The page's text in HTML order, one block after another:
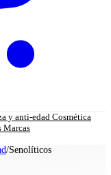
y anti-edad Cosmética
Marcas
/Senolíticos